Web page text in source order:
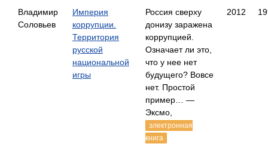
Владимир
Соловьев
Империя
коррупции.
Территория
русской
национальной
игры
Россия сверху
донизу заражена
коррупцией.
Означает ли это,
что у нее нет
будущего? Вовсе
нет. Простой
пример… —
Эксмо,
электронная
книга
2012